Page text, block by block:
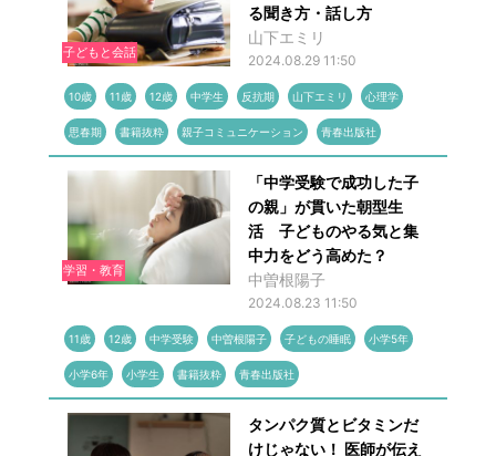
子どもと会話
る聞き方・話し方
山下エミリ
2024.08.29 11:50
10歳 11歳 12歳 中学生 反抗期 山下エミリ 心理学
思春期 書籍抜粋 親子コミュニケーション 青春出版社
学習・教育
「中学受験で成功した子
の親」が貫いた朝型生
活 子どものやる気と集
中力をどう高めた？
中曽根陽子
2024.08.23 11:50
11歳 12歳 中学受験 中曽根陽子 子どもの睡眠 小学5年
小学6年 小学生 書籍抜粋 青春出版社
タンパク質とビタミンだ
けじゃない！ 医師が伝え